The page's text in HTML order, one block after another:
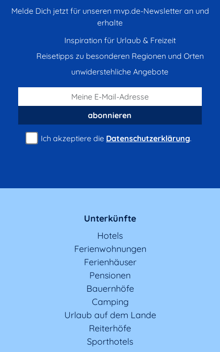
Melde Dich jetzt für unseren mvp.de-Newsletter an und
erhalte
Inspiration für Urlaub & Freizeit
Reisetipps zu besonderen Regionen und Orten
unwiderstehliche Angebote
abonnieren
Ich akzeptiere die Datenschutzerklärung.
Unterkünfte
Hotels
Ferienwohnungen
Ferienhäuser
Pensionen
Bauernhöfe
Camping
Urlaub auf dem Lande
Reiterhöfe
Sporthotels